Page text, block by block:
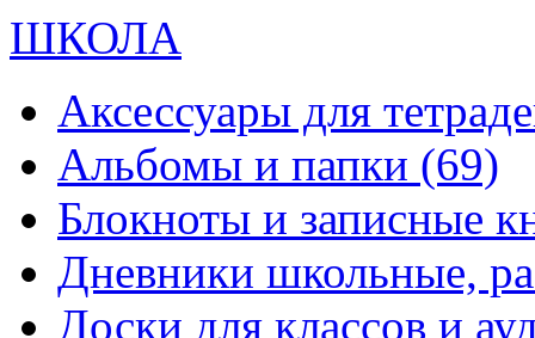
ШКОЛА
Аксессуары для
Альбомы и папки (69)
Блокноты и записные
Дневники школьные,
Доски для классов и